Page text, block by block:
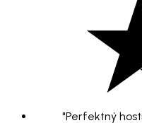
"Perfektný